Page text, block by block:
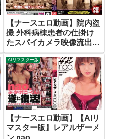
【ナースエロ動画】院内盗
撮 外科病棟患者の仕掛け
たスパイカメラ映像流出ベ
スト38人
AIリマスター版
【ナースエロ動画】【AIリ
マスター版】レアルザーメ
ン nao.